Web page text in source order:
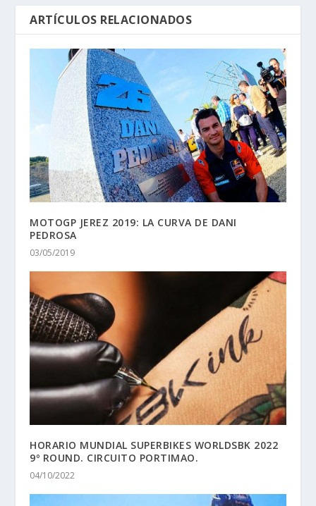
ARTÍCULOS RELACIONADOS
MOTOGP JEREZ 2019: LA CURVA DE DANI
PEDROSA
03/05/2019
HORARIO MUNDIAL SUPERBIKES WORLDSBK 2022
9º ROUND. CIRCUITO PORTIMAO.
04/10/2022